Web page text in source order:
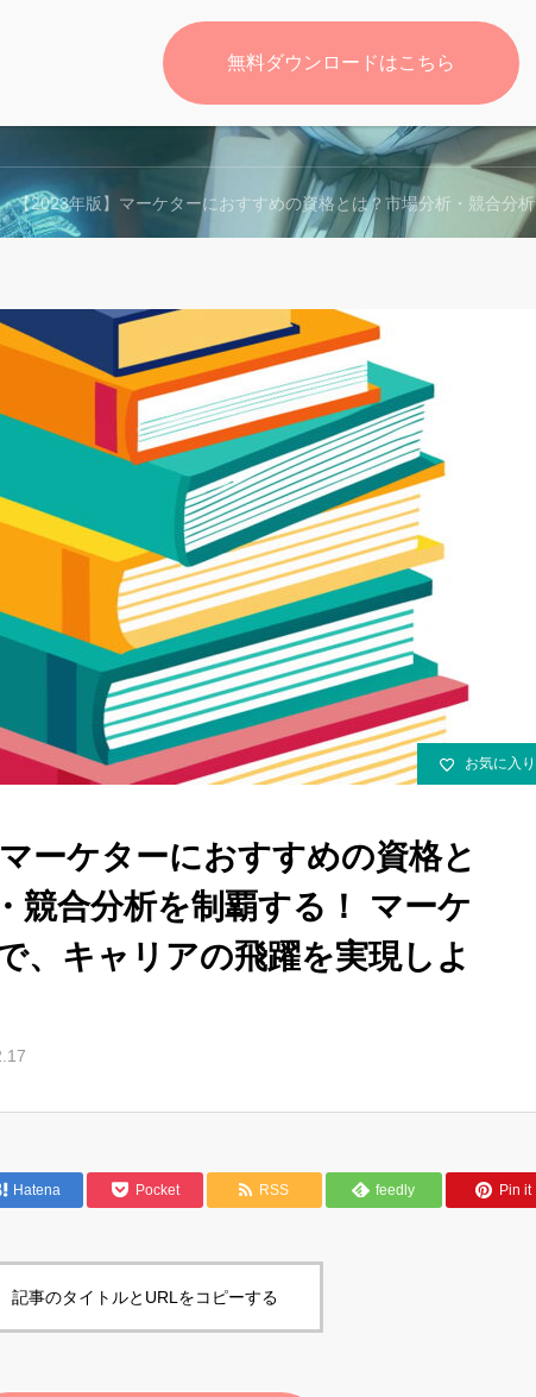
無料
【2023年版】マーケターにおすすめの資格とは？市場分析・競合分析を制覇する！ マーケティング資格で、キャリアの飛躍を実現しよう
お気に入り
マーケターにおすすめの資格と
競合分析を制覇する！ マーケ
、キャリアの飛躍を実現しよ
Hatena Pocket RSS feedly Pin it
記事のタイトルとURLをコピーする
無料ダウンロードはこちら